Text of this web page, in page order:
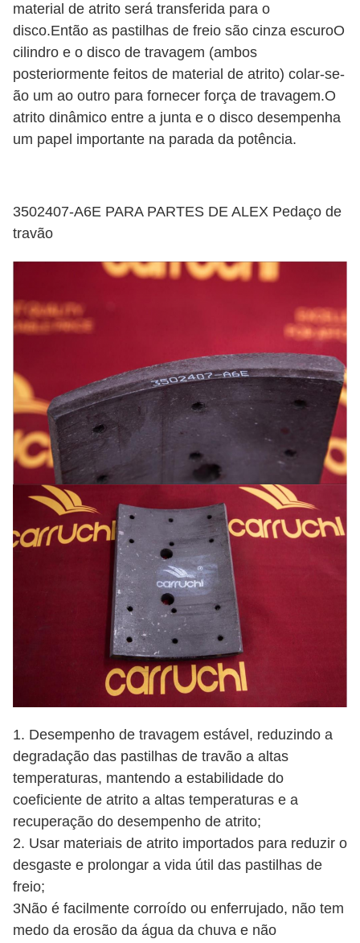
material de atrito será transferida para o
disco.Então as pastilhas de freio são cinza escuroO
cilindro e o disco de travagem (ambos
posteriormente feitos de material de atrito) colar-se-
ão um ao outro para fornecer força de travagem.O
atrito dinâmico entre a junta e o disco desempenha
um papel importante na parada da potência.
3502407-A6E PARA PARTES DE ALEX Pedaço de
travão
1. Desempenho de travagem estável, reduzindo a
degradação das pastilhas de travão a altas
temperaturas, mantendo a estabilidade do
coeficiente de atrito a altas temperaturas e a
recuperação do desempenho de atrito;
2. Usar materiais de atrito importados para reduzir o
desgaste e prolongar a vida útil das pastilhas de
freio;
3Não é facilmente corroído ou enferrujado, não tem
medo da erosão da água da chuva e não